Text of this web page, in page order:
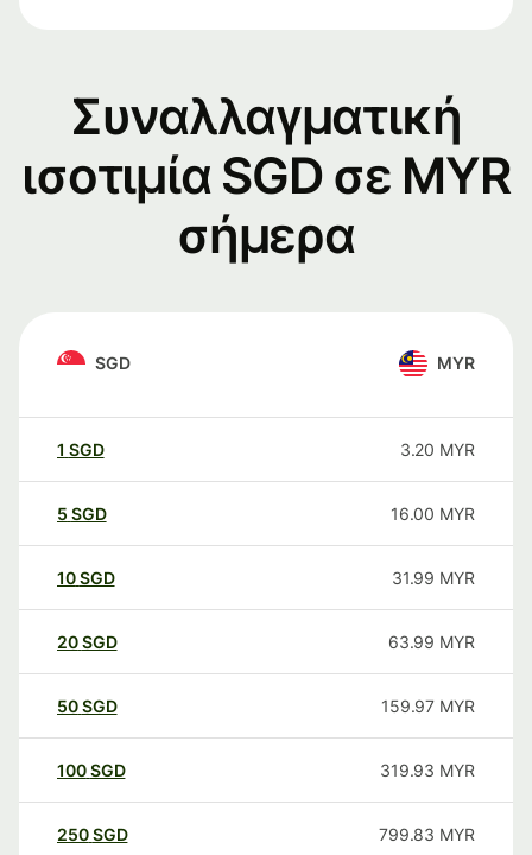
Συναλλαγματική
ισοτιμία SGD σε MYR
σήμερα
SGD MYR
1 SGD 3.20 MYR
5 SGD 16.00 MYR
10SGD 31.99 MYR
20SGD 63.99 MYR
50SGD 159.97 MYR
100SGD 319.93 MYR
250SGD 799.83 MYR